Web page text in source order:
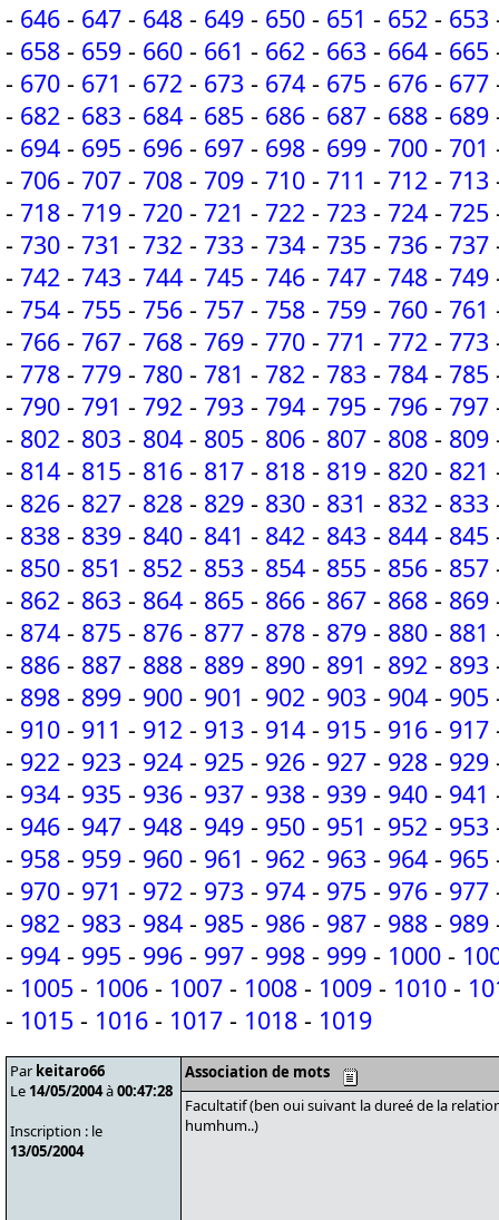
- 646 - 647 - 648 - 649 - 650 - 651 - 652 - 653
- 658 - 659 - 660 - 661 - 662 - 663 - 664 - 665
- 670 - 671 - 672 - 673 - 674 - 675 - 676 - 677
- 682 - 683 - 684 - 685 - 686 - 687 - 688 - 689
- 694 - 695 - 696 - 697 - 698 - 699 - 700 - 701
- 706 - 707 - 708 - 709 - 710 - 711 - 712 - 713
- 718 - 719 - 720 - 721 - 722 - 723 - 724 - 725
- 730 - 731 - 732 - 733 - 734 - 735 - 736 - 737
- 742 - 743 - 744 - 745 - 746 - 747 - 748 - 749
- 754 - 755 - 756 - 757 - 758 - 759 - 760 - 761
- 766 - 767 - 768 - 769 - 770 - 771 - 772 - 773
- 778 - 779 - 780 - 781 - 782 - 783 - 784 - 785
- 790 - 791 - 792 - 793 - 794 - 795 - 796 - 797
- 802 - 803 - 804 - 805 - 806 - 807 - 808 - 809
- 814 - 815 - 816 - 817 - 818 - 819 - 820 - 821
- 826 - 827 - 828 - 829 - 830 - 831 - 832 - 833
- 838 - 839 - 840 - 841 - 842 - 843 - 844 - 845
- 850 - 851 - 852 - 853 - 854 - 855 - 856 - 857
- 862 - 863 - 864 - 865 - 866 - 867 - 868 - 869
- 874 - 875 - 876 - 877 - 878 - 879 - 880 - 881
- 886 - 887 - 888 - 889 - 890 - 891 - 892 - 893
- 898 - 899 - 900 - 901 - 902 - 903 - 904 - 905
- 910 - 911 - 912 - 913 - 914 - 915 - 916 - 917
- 922 - 923 - 924 - 925 - 926 - 927 - 928 - 929
- 934 - 935 - 936 - 937 - 938 - 939 - 940 - 941
- 946 - 947 - 948 - 949 - 950 - 951 - 952 - 953
- 958 - 959 - 960 - 961 - 962 - 963 - 964 - 965
- 970 - 971 - 972 - 973 - 974 - 975 - 976 - 977
- 982 - 983 - 984 - 985 - 986 - 987 - 988 - 989
- 994 - 995 - 996 - 997 - 998 - 999 - 1000 -
- 1005 - 1006 - 1007 - 1008 - 1009 - 1010 -
- 1015 - 1016 - 1017 - 1018 - 1019
Par keitaro66
Le 14/05/2004à00:47:28
Inscription : le
13/05/2004
Association de mots
Facultatif (ben oui suivant la dureé de la
humhum..)